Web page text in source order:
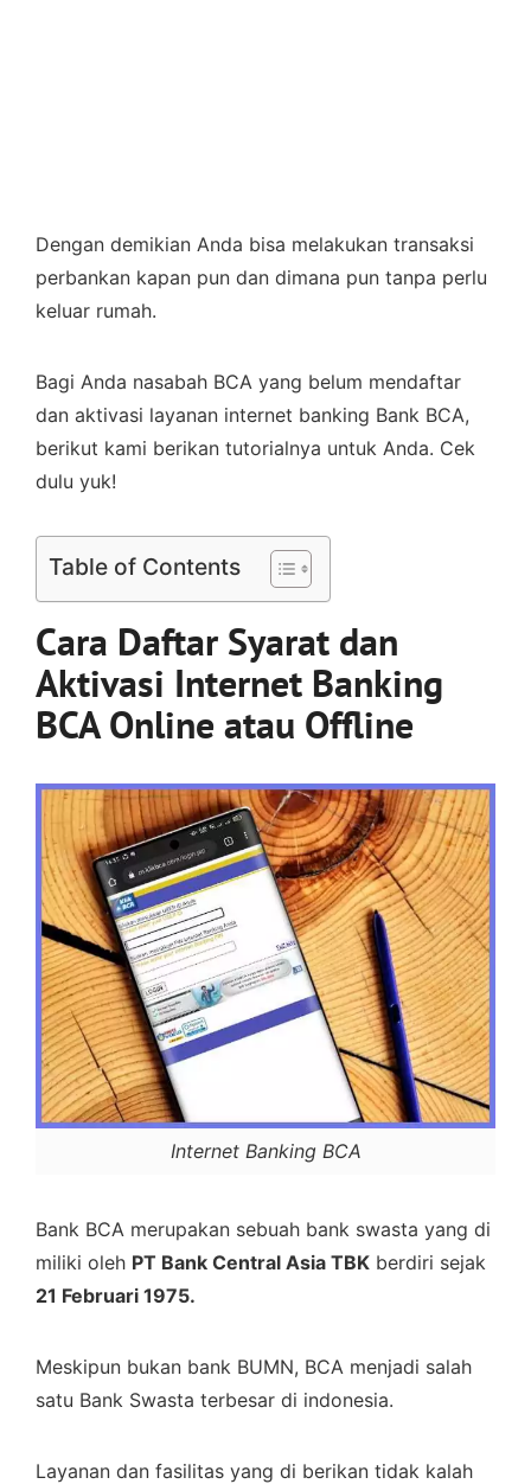
Dengan demikian Anda bisa melakukan transaksi
perbankan kapan pun dan dimana pun tanpa perlu
keluar rumah.
Bagi Anda nasabah BCA yang belum mendaftar
dan aktivasi layanan internet banking Bank BCA,
berikut kami berikan tutorialnya untuk Anda. Cek
dulu yuk!
Table of Contents
Cara Daftar Syarat dan
Aktivasi Internet Banking
BCA Online atau Offline
Internet Banking BCA
Bank BCA merupakan sebuah bank swasta yang di
miliki oleh PT Bank Central Asia TBK berdiri sejak
21 Februari 1975.
Meskipun bukan bank BUMN, BCA menjadi salah
satu Bank Swasta terbesar di indonesia.
Layanan dan fasilitas yang di berikan tidak kalah